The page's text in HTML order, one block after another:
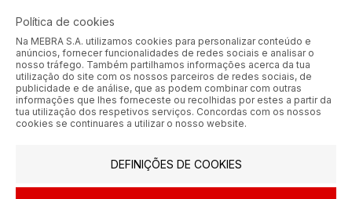
MEBRA - Comércio por Grosso de Metais e Acessórios de Braga
S.A. © 2026 Todos os direitos reservados.
Aos preços apresentados acresce IVA à taxa em vigor.
SIGA-NOS
Política de cookies
Na MEBRA S.A. utilizamos cookies para personalizar conteúdo e
anúncios, fornecer funcionalidades de redes sociais e analisar o
nosso tráfego. Também partilhamos informações acerca da tua
utilização do site com os nossos parceiros de redes sociais, de
publicidade e de análise, que as podem combinar com outras
informações que lhes forneceste ou recolhidas por estes a partir da
tua utilização dos respetivos serviços. Concordas com os nossos
cookies se continuares a utilizar o nosso website.
DEFINIÇÕES DE COOKIES